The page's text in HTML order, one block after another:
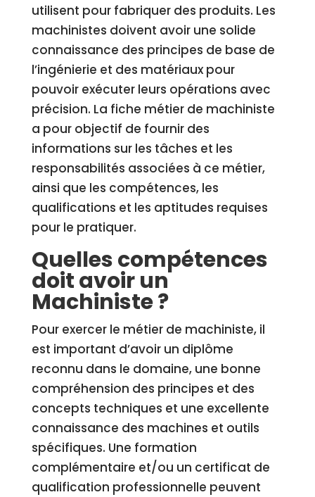
utilisent pour fabriquer des produits. Les
machinistes doivent avoir une solide
connaissance des principes de base de
l’ingénierie et des matériaux pour
pouvoir exécuter leurs opérations avec
précision. La fiche métier de machiniste
a pour objectif de fournir des
informations sur les tâches et les
responsabilités associées à ce métier,
ainsi que les compétences, les
qualifications et les aptitudes requises
pour le pratiquer.
Quelles compétences
doit avoir un
Machiniste ?
Pour exercer le métier de machiniste, il
est important d’avoir un diplôme
reconnu dans le domaine, une bonne
compréhension des principes et des
concepts techniques et une excellente
connaissance des machines et outils
spécifiques. Une formation
complémentaire et/ou un certificat de
qualification professionnelle peuvent